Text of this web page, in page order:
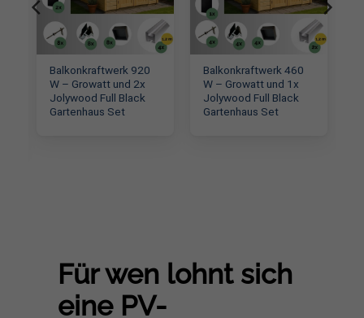
Balkonkraftwerk 920
W – Growatt und 2x
Jolywood Full Black
Gartenhaus Set
Balkonkraftwerk 460
W – Growatt und 1x
Jolywood Full Black
Gartenhaus Set
Für wen lohnt sich
eine PV-